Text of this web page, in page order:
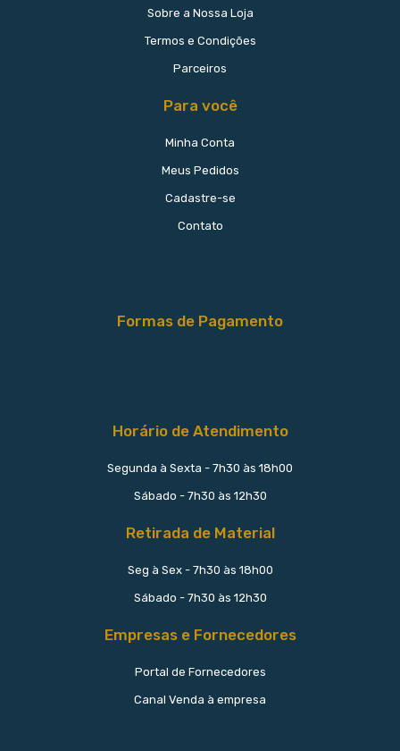
Sobre a Nossa Loja
Termos e Condições
Parceiros
Para você
Minha Conta
Meus Pedidos
Cadastre-se
Contato
Formas de Pagamento
Horário de Atendimento
Segunda à Sexta - 7h30 às 18h00
Sábado - 7h30 às 12h30
Retirada de Material
Seg à Sex - 7h30 às 18h00
Sábado - 7h30 às 12h30
Empresas e Fornecedores
Portal de Fornecedores
Canal Venda à empresa